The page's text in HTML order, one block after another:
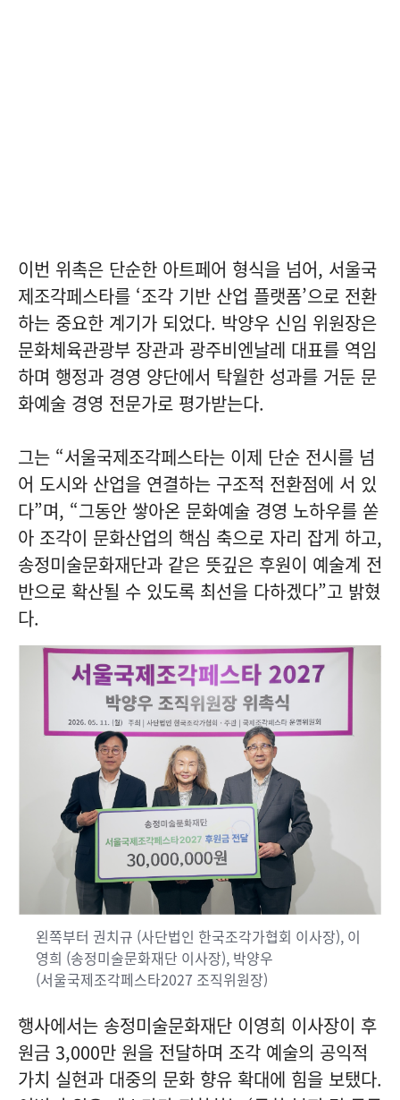
이번 위촉은 단순한 아트페어 형식을 넘어, 서울국
제조각페스타를 ‘조각 기반 산업 플랫폼’으로 전환
하는 중요한 계기가 되었다. 박양우 신임 위원장은
문화체육관광부 장관과 광주비엔날레 대표를 역임
하며 행정과 경영 양단에서 탁월한 성과를 거둔 문
화예술 경영 전문가로 평가받는다.
그는 “서울국제조각페스타는 이제 단순 전시를 넘
어 도시와 산업을 연결하는 구조적 전환점에 서 있
다”며, “그동안 쌓아온 문화예술 경영 노하우를 쏟
아 조각이 문화산업의 핵심 축으로 자리 잡게 하고,
송정미술문화재단과 같은 뜻깊은 후원이 예술계 전
반으로 확산될 수 있도록 최선을 다하겠다”고 밝혔
다.
왼쪽부터 권치규 (사단법인 한국조각가협회 이사장), 이
영희 (송정미술문화재단 이사장), 박양우
(서울국제조각페스타2027 조직위원장)
행사에서는 송정미술문화재단 이영희 이사장이 후
원금 3,000만 원을 전달하며 조각 예술의 공익적
가치 실현과 대중의 문화 향유 확대에 힘을 보탰다.